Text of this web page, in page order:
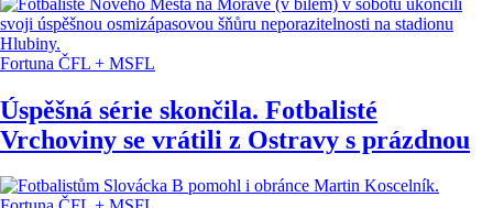
Fortuna ČFL + MSFL
Úspěšná série skončila. Fotbalisté
Vrchoviny se vrátili z Ostravy s prázdnou